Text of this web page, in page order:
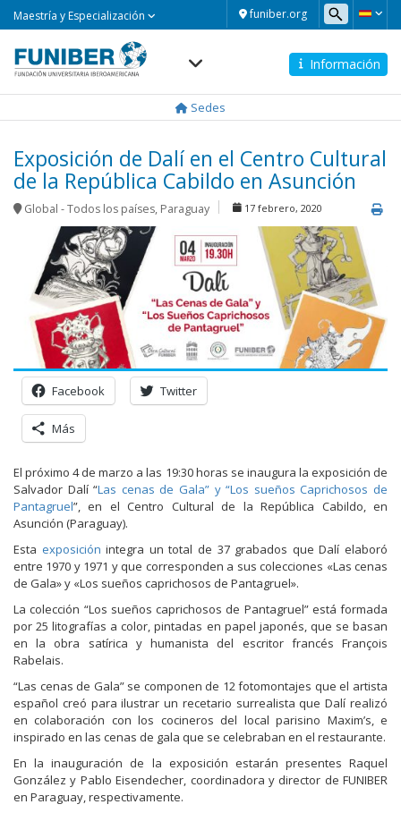
funiber.org
Maestría y Especialización
Información
Sedes
Exposición de Dalí en el Centro Cultural
de la República Cabildo en Asunción
Global - Todos los países, Paraguay 17 febrero, 2020
Facebook Twitter
Más
El próximo 4 de marzo a las 19:30 horas se inaugura la exposición de
Salvador Dalí “Las cenas de Gala” y “Los sueños Caprichosos de
Pantagruel”, en el Centro Cultural de la República Cabildo, en
Asunción (Paraguay).
Esta exposición integra un total de 37 grabados que Dalí elaboró
entre 1970 y 1971 y que corresponden a sus colecciones «Las cenas
de Gala» y «Los sueños caprichosos de Pantagruel».
La colección “Los sueños caprichosos de Pantagruel” está formada
por 25 litografías a color, pintadas en papel japonés, que se basan
en la obra satírica y humanista del escritor francés François
Rabelais.
“Las cenas de Gala” se componen de 12 fotomontajes que el artista
español creó para ilustrar un recetario surrealista que Dalí realizó
en colaboración con los cocineros del local parisino Maxim’s, e
inspirado en las cenas de gala que se celebraban en el restaurante.
En la inauguración de la exposición estarán presentes Raquel
González y Pablo Eisendecher, coordinadora y director de FUNIBER
en Paraguay, respectivamente.